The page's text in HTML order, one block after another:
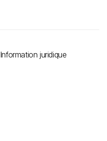
Information juridique